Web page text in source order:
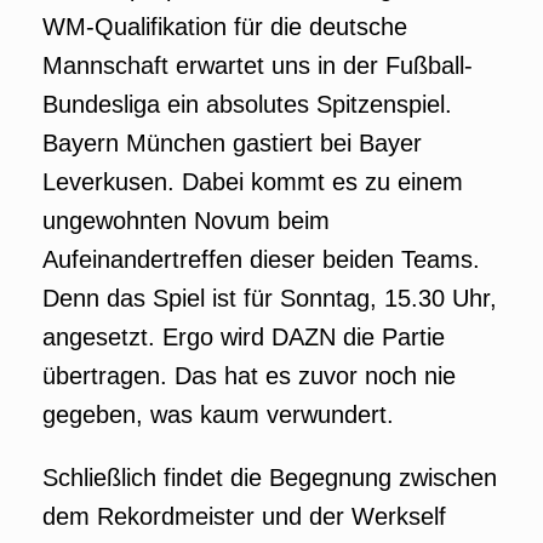
WM-Qualifikation für die deutsche
Mannschaft erwartet uns in der Fußball-
Bundesliga ein absolutes Spitzenspiel.
Bayern München gastiert bei Bayer
Leverkusen. Dabei kommt es zu einem
ungewohnten Novum beim
Aufeinandertreffen dieser beiden Teams.
Denn das Spiel ist für Sonntag, 15.30 Uhr,
angesetzt. Ergo wird DAZN die Partie
übertragen. Das hat es zuvor noch nie
gegeben, was kaum verwundert.
Schließlich findet die Begegnung zwischen
dem Rekordmeister und der Werkself